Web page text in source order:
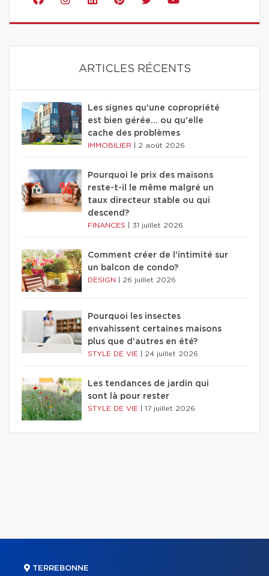
ARTICLES RÉCENTS
Les signes qu'une copropriété
est bien gérée… ou qu'elle
cache des problèmes
IMMOBILIER 2 août 2026
Pourquoi le prix des maisons
reste-t-il le même malgré un
taux directeur stable ou qui
descend?
FINANCES 31 juillet 2026
Comment créer de l'intimité sur
un balcon de condo?
DESIGN 26 juillet 2026
Pourquoi les insectes
envahissent certaines maisons
plus que d'autres en été?
STYLE DE VIE 24 juillet 2026
Les tendances de jardin qui
sont là pour rester
STYLE DE VIE 17 juillet 2026
TERREBONNE